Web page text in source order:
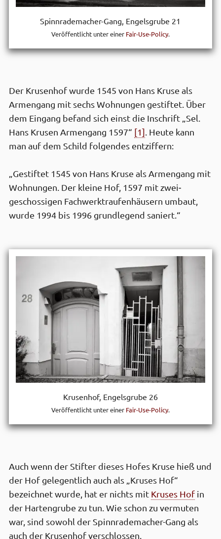
Spinn­rade­macher-Gang, Engels­grube 21
Veröffentlicht unter einer Fair-Use-Policy.
Der Krusen­hof wurde 1545 von Hans Kruse als
Armen­gang mit sechs Wohnungen gestiftet. Über
dem Ein­gang befand sich einst die Inschrift „Sel.
Hans Krusen Armen­gang 1597“ [1]. Heute kann
man auf dem Schild folgendes entziffern:
„Gestiftet 1545 von Hans Kruse als Armen­gang mit
Wohnungen. Der kleine Hof, 1597 mit zwei­
geschossigen Fach­werk­traufen­häusern umbaut,
wurde 1994 bis 1996 grund­legend saniert.“
Krusen­hof, Engels­grube 26
Veröffentlicht unter einer Fair-Use-Policy.
Auch wenn der Stifter dieses Hofes Kruse hieß und
der Hof gelegent­lich auch als „Kruses Hof“
bezeichnet wurde, hat er nichts mit Kruses Hof in
der Harten­grube zu tun. Wie schon zu vermuten
war, sind sowohl der Spinn­rade­macher-Gang als
auch der Krusen­hof ver­schlossen.